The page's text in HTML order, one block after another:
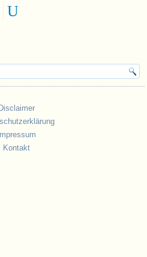
Disclaimer
Impressum
Kontakt